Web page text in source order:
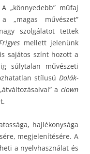
„könnyedebb” műfaj
„magas művészet”
szolgálatot tettek
mellett jelenünk
is sajátos színt hozott a
súlytalan művészeti
stílusú Dolák-
aclown
hajlékonysága
megjelenítésére. A
a nyelvhasználat és